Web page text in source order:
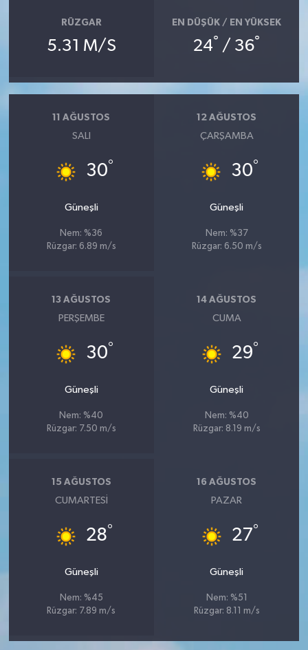
RÜZGAR
5.31 M/S
EN DÜŞÜK / EN YÜKSEK
24° / 36°
11 AĞUSTOS
SALI
30°
Güneşli
Nem: %36
Rüzgar: 6.89 m/s
12 AĞUSTOS
ÇARŞAMBA
30°
Güneşli
Nem: %37
Rüzgar: 6.50 m/s
13 AĞUSTOS
PERŞEMBE
30°
Güneşli
Nem: %40
Rüzgar: 7.50 m/s
14 AĞUSTOS
CUMA
29°
Güneşli
Nem: %40
Rüzgar: 8.19 m/s
15 AĞUSTOS
CUMARTESI
28°
Güneşli
Nem: %45
Rüzgar: 7.89 m/s
16 AĞUSTOS
PAZAR
27°
Güneşli
Nem: %51
Rüzgar: 8.11 m/s